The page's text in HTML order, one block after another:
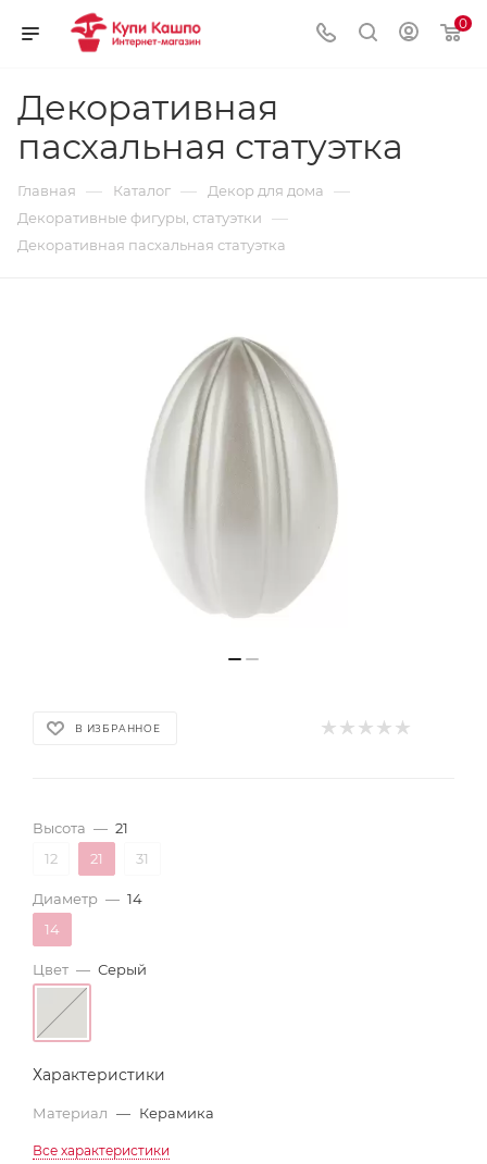
0
Декоративная
пасхальная статуэтка
Главная — Каталог — Декор для дома —
Декоративные фигуры, статуэтки —
Декоративная пасхальная статуэтка
В ИЗБРАННОЕ
Высота — 21
12
21 31
Диаметр — 14
14
Цвет — Серый
Характеристики
Материал — Керамика
Все характеристики